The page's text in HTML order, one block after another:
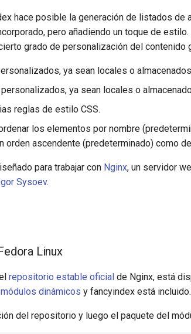
hace posible la generación de listados de
pero añadiendo un toque de
grado de personalización del contenido
ya sean locales o
ya sean locales o
reglas de estilo CSS.
los elementos por nombre
orden ascendente (predeterminado) como
para trabajar con Nginx, un servidor
Sysoev.
Linux
repositorio estable oficial de Nginx, está
dinámicos y fancyindex está incluido.
del repositorio y luego el paquete del